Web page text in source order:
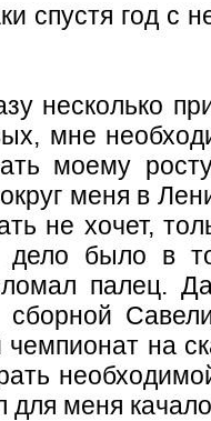
спустя год с
несколько
мне
моему
меня в
не хочет,
дело было в
палец.
сборной
чемпионат на
для меня